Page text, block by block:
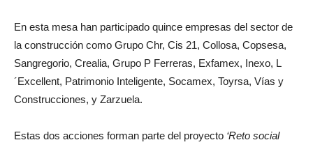
En esta mesa han participado quince empresas del sector de
la construcción como Grupo Chr, Cis 21, Collosa, Copsesa,
Sangregorio, Crealia, Grupo P Ferreras, Exfamex, Inexo, L
´Excellent, Patrimonio Inteligente, Socamex, Toyrsa, Vías y
Construcciones, y Zarzuela.
Estas dos acciones forman parte del proyecto ‘Reto social